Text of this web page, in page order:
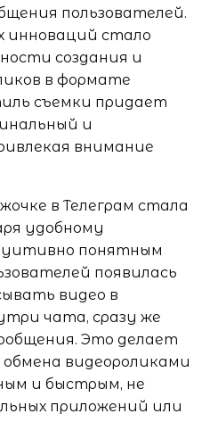
пользователей.
инноваций стало
создания и
в формате
съемки придает
и
внимание
в Телеграм стала
удобному
понятным
появилась
видео в
чата, сразу же
Это делает
обмена видеороликами
и быстрым, не
приложений или